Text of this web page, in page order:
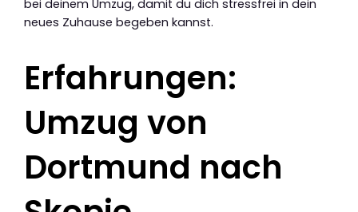
bei deinem Umzug, damit du dich stressfrei in dein
neues Zuhause begeben kannst.
Erfahrungen:
Umzug von
Dortmund nach